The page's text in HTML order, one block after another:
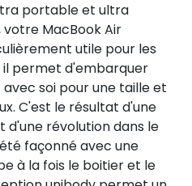
portable et ultra
MacBook Air
utile pour les
il permet d'embarquer
soi pour une taille et
C'est le résultat d'une
d'une révolution dans le
façonné avec une
à la fois le boitier et le